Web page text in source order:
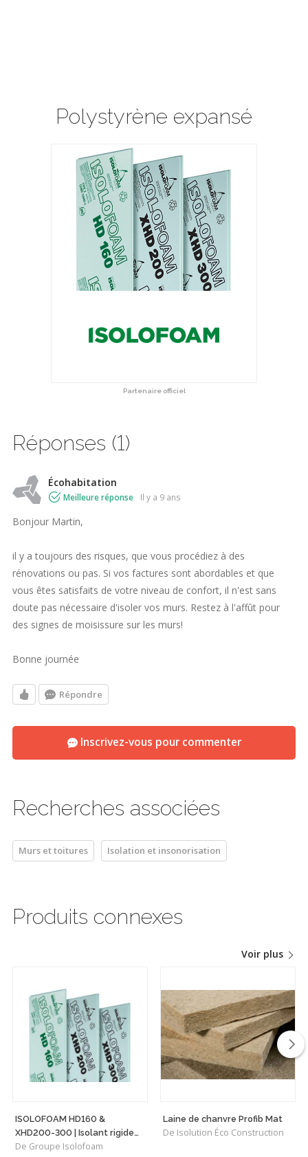
Polystyrène expansé
Partenaire officiel
Réponses (1)
Écohabitation
Meilleure réponse il y a 9 ans
Bonjour Martin,
il y a toujours des risques, que vous procédiez à des
rénovations ou pas. Si vos factures sont abordables et que
vous êtes satisfaits de votre niveau de confort, il n'est sans
doute pas nécessaire d'isoler vos murs. Restez à l'affût pour
des signes de moisissure sur les murs!
Bonne journée
Répondre
Inscrivez-vous pour commenter
Recherches associées
Murs et toitures Isolation et insonorisation
Produits connexes
Voir plus
ISOLOFOAM HD160 &
XHD200-300 | Isolant rigide
haute densité polyvalent
De Groupe Isolofoam
Laine de chanvre Profib Mat
De Isolution Éco Construction